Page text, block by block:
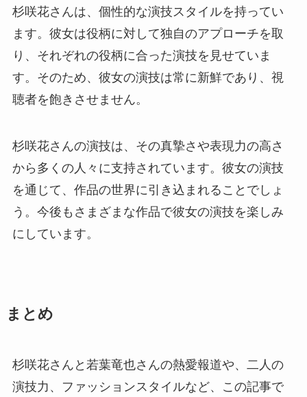
杉咲花さんは、個性的な演技スタイルを持ってい
ます。彼女は役柄に対して独自のアプローチを取
り、それぞれの役柄に合った演技を見せていま
す。そのため、彼女の演技は常に新鮮であり、視
聴者を飽きさせません。
杉咲花さんの演技は、その真摯さや表現力の高さ
から多くの人々に支持されています。彼女の演技
を通じて、作品の世界に引き込まれることでしょ
う。今後もさまざまな作品で彼女の演技を楽しみ
にしています。
まとめ
杉咲花さんと若葉竜也さんの熱愛報道や、二人の
演技力、ファッションスタイルなど、この記事で